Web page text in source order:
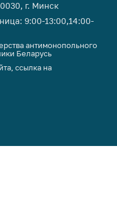
г. Минск
9:00-13:00,14:00-
антимонопольного
Беларусь
ссылка на